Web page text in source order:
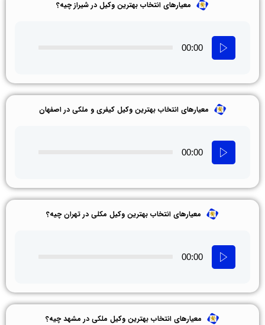
معیارهای انتخاب بهترین وکیل در شیراز چیه؟
00:00
معیارهای انتخاب بهترین وکیل کیفری و ملکی در اصفهان
00:00
معیارهای انتخاب بهترین وکیل مکلی در تهران چیه؟
00:00
معیارهای انتخاب بهترین وکیل ملکی در مشهد چیه؟